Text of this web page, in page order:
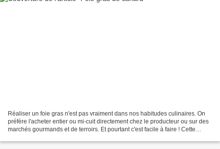
Réaliser un foie gras n'est pas vraiment dans nos habitudes culinaires. On
préfère l'acheter entier ou mi-cuit directement chez le producteur ou sur des
marchés gourmands et de terroirs. Et pourtant c'est facile à faire ! Cette